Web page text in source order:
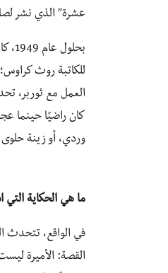
عشرة” الذي نشر
للكاتبة روث
كان راضيًا حينما
وردي، أو زينة
ما هي الحكاية
في الواقع، تتحدث
القصة: الأميرة